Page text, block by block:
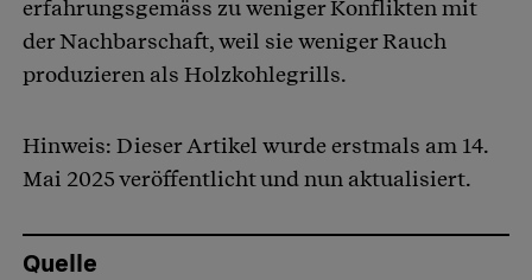
erfahrungsgemäss zu weniger Konflikten mit
der Nachbarschaft, weil sie weniger Rauch
produzieren als Holzkohlegrills.
Hinweis: Dieser Artikel wurde erstmals am 14.
Mai 2025 veröffentlicht und nun aktualisiert.
Quelle